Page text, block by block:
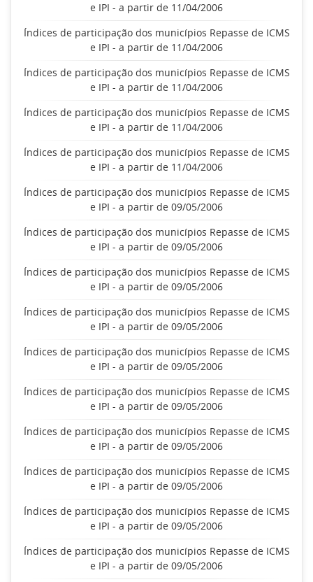
e IPI - a partir de 11/04/2006
Índices de participação dos municípios Repasse de ICMS
e IPI - a partir de 11/04/2006
Índices de participação dos municípios Repasse de ICMS
e IPI - a partir de 11/04/2006
Índices de participação dos municípios Repasse de ICMS
e IPI - a partir de 11/04/2006
Índices de participação dos municípios Repasse de ICMS
e IPI - a partir de 11/04/2006
Índices de participação dos municípios Repasse de ICMS
e IPI - a partir de 09/05/2006
Índices de participação dos municípios Repasse de ICMS
e IPI - a partir de 09/05/2006
Índices de participação dos municípios Repasse de ICMS
e IPI - a partir de 09/05/2006
Índices de participação dos municípios Repasse de ICMS
e IPI - a partir de 09/05/2006
Índices de participação dos municípios Repasse de ICMS
e IPI - a partir de 09/05/2006
Índices de participação dos municípios Repasse de ICMS
e IPI - a partir de 09/05/2006
Índices de participação dos municípios Repasse de ICMS
e IPI - a partir de 09/05/2006
Índices de participação dos municípios Repasse de ICMS
e IPI - a partir de 09/05/2006
Índices de participação dos municípios Repasse de ICMS
e IPI - a partir de 09/05/2006
Índices de participação dos municípios Repasse de ICMS
e IPI - a partir de 09/05/2006